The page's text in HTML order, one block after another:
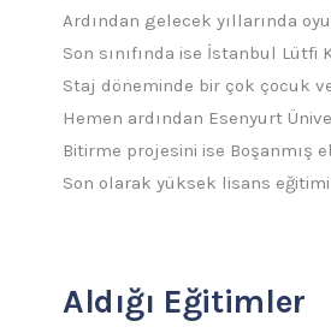
Ardından gelecek yıllarında
Son sınıfında ise İstanbul Lütfi
Staj döneminde bir çok çocuk
Hemen ardından Esenyurt
Bitirme projesini ise Boşanmış
Son olarak yüksek lisans
Aldığı Eğitimler